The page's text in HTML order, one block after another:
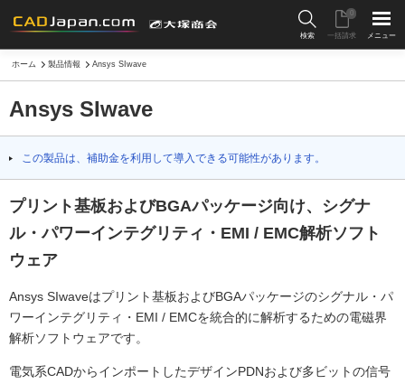
検索 一括請求
0
メニュー
ホーム 製品情報 Ansys SIwave
Ansys SIwave
この製品は、補助金を利用して導入できる可能性があります。
プリント基板およびBGAパッケージ向け、シグナ
ル・パワーインテグリティ・EMI / EMC解析ソフト
ウェア
Ansys SIwaveはプリント基板およびBGAパッケージのシグナル・パ
ワーインテグリティ・EMI / EMCを統合的に解析するための電磁界
解析ソフトウェアです。
電気系CADからインポートしたデザインPDNおよび多ビットの信号